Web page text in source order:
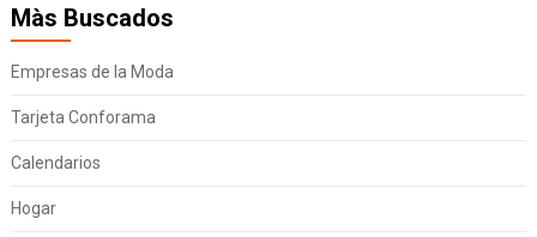
Màs Buscados
Empresas de la Moda
Tarjeta Conforama
Calendarios
Hogar